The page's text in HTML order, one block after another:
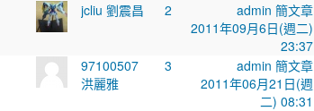
jcliu 劉震昌 2
admin 簡文章
2011年09月6日(週二)
23:37
97100507
洪麗雅
3
admin 簡文章
2011年06月21日(週
二) 08:31